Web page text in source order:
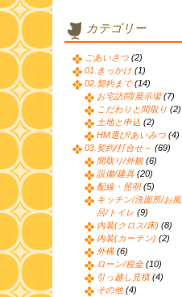
カテゴリー
ごあいさつ (2)
01.きっかけ (1)
02.契約まで(14)
お宅訪問/展示場(7)
こだわりと間取り (2)
土地と申込 (2)
HM選び/あいみつ (4)
03.契約/打合せ～ (69)
間取り/外観 (6)
設備/建具 (20)
配線・照明(5)
キッチン/洗面所/お風
呂/トイレ (9)
内装(クロス/床) (8)
内装(カーテン) (2)
外構(6)
ローン/税金(10)
引っ越し見積(4)
その他 (4)